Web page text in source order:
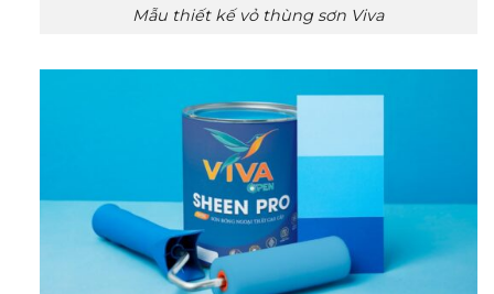
Mẫu thiết kế vỏ thùng sơn Viva